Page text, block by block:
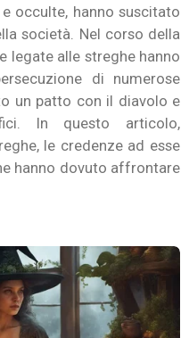
occulte, hanno suscitato
società. Nel corso della
legate alle streghe hanno
di numerose
un patto con il diavolo e
In questo articolo,
le credenze ad esse
hanno dovuto affrontare